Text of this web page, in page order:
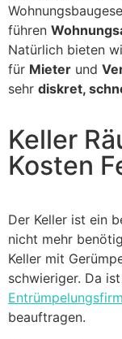
führen
Natürlich bieten
für Mieter und
sehr diskret,
Keller
Kosten
Der Keller ist ein
nicht mehr
Keller mit
schwieriger. Da
beauftragen.